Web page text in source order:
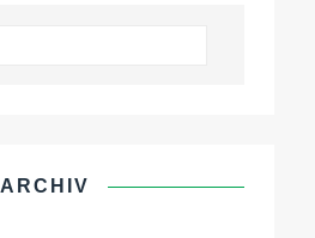
ARCHIV